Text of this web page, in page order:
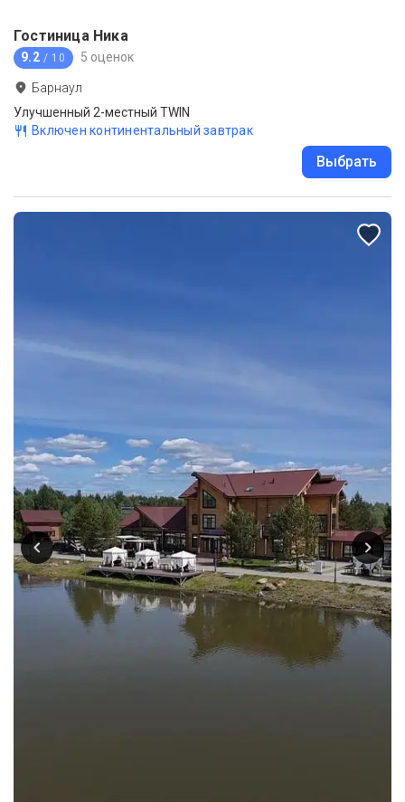
Гостиница Ника
9.2 / 10 5 оценок
Барнаул
Улучшенный 2-местный TWIN
Включен континентальный завтрак
Выбрать